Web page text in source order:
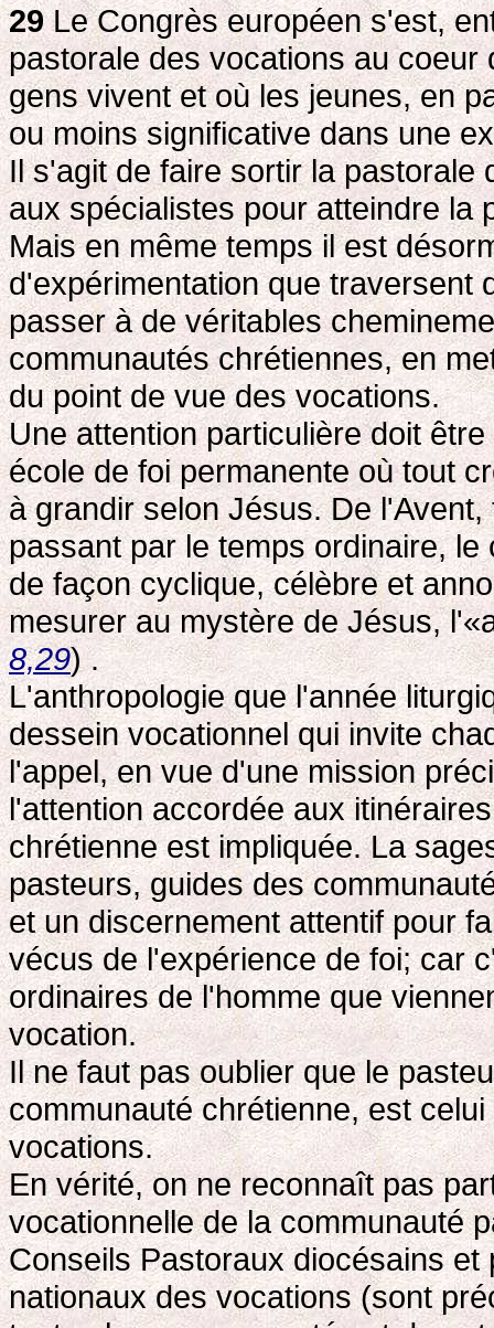
29Le Congrès européen s'est,
pastorale des vocations au
gens vivent et où les jeunes, en
ou moins significative dans une
Il s'agit de faire sortir la
aux spécialistes pour atteindre la
Mais en même temps il est
d'expérimentation que traversent
passer à de véritables
communautés chrétiennes, en
du point de vue des vocations.
Une attention particulière doit
école de foi permanente où tout
à grandir selon Jésus. De
passant par le temps ordinaire,
de façon cyclique, célèbre et
mesurer au mystère de Jésus,
8,29) .
L'anthropologie que l'année
dessein vocationnel qui invite
l'appel, en vue d'une mission
l'attention accordée aux
chrétienne est impliquée. La
pasteurs, guides des
et un discernement attentif pour
vécus de l'expérience de foi; car
ordinaires de l'homme que
vocation.
Il ne faut pas oublier que le
communauté chrétienne, est
vocations.
En vérité, on ne reconnaît pas
vocationnelle de la communauté
Conseils Pastoraux diocésains
nationaux des vocations (sont